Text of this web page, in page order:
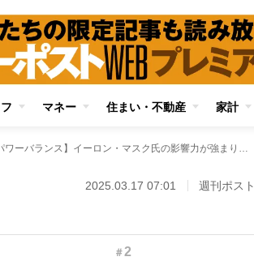
マネー 住まい・不動産 家計
【崩れ始めたトランプ政権内のパワーバランス】イーロン・マスク氏の影響力が強まり、さらに深まる“MAGA派”との亀裂 その先に危惧されるマスク氏主導の“粛清”と世界経済の混乱
2025.03.17 07:01 週刊ポスト
＃2